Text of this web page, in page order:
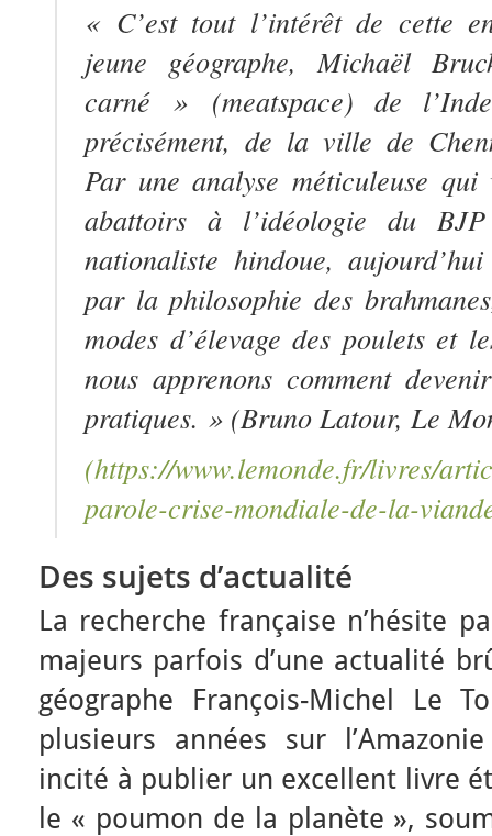
« C’est tout l’intérêt de cette
jeune géographe, Michaël
carné » (meatspace) de
précisément, de la ville de
Par une analyse méticuleuse qui
abattoirs à l’idéologie du
nationaliste hindoue,
par la philosophie des
modes d’élevage des poulets et
nous apprenons comment
pratiques. » (Bruno Latour, Le
(https://www.lemonde.fr/livres/
parole-crise-mondiale-de-la-
Des sujets d’actualité
La recherche française n’hésite
majeurs parfois d’une actualité
géographe François-Michel Le
plusieurs années sur
incité à publier un excellent livre
le « poumon de la planète »,